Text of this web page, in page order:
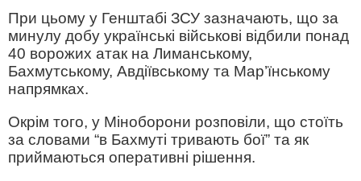
При цьому у Генштабі ЗСУ зазначають, що за
минулу добу українські військові відбили понад
40 ворожих атак на Лиманському,
Бахмутському, Авдіївському та Мар’їнському
напрямках.
Окрім того, у Міноборони розповіли, що стоїть
за словами “в Бахмуті тривають бої” та як
приймаються оперативні рішення.